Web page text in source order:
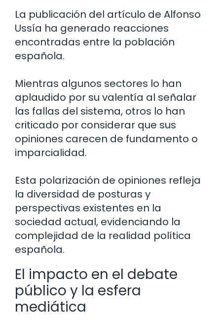
La publicación del artículo de Alfonso
Ussía ha generado reacciones
encontradas entre la población
española.
Mientras algunos sectores lo han
aplaudido por su valentía al señalar
las fallas del sistema, otros lo han
criticado por considerar que sus
opiniones carecen de fundamento o
imparcialidad.
Esta polarización de opiniones refleja
la diversidad de posturas y
perspectivas existentes en la
sociedad actual, evidenciando la
complejidad de la realidad política
española.
El impacto en el debate
público y la esfera
mediática